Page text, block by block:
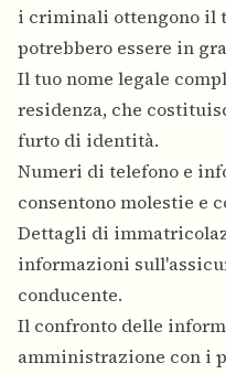
i criminali ottengono il
potrebbero essere in
Il tuo nome legale
residenza, che
furto di identità.
Numeri di telefono e
consentono molestie e
Dettagli di
informazioni
conducente.
Il confronto delle
amministrazione con i